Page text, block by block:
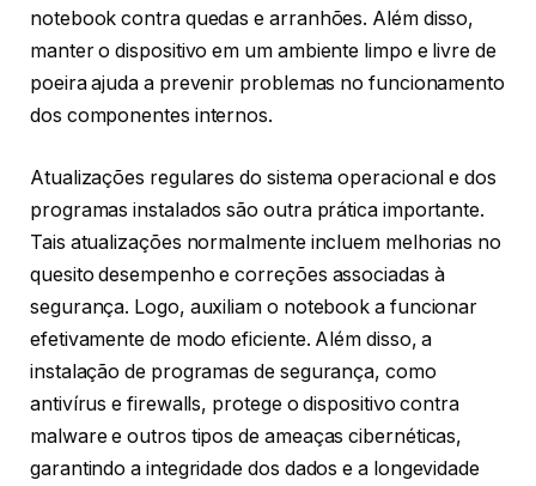
notebook contra quedas e arranhões. Além disso,
manter o dispositivo em um ambiente limpo e livre de
poeira ajuda a prevenir problemas no funcionamento
dos componentes internos.
Atualizações regulares do sistema operacional e dos
programas instalados são outra prática importante.
Tais atualizações normalmente incluem melhorias no
quesito desempenho e correções associadas à
segurança. Logo, auxiliam o notebook a funcionar
efetivamente de modo eficiente. Além disso, a
instalação de programas de segurança, como
antivírus e firewalls, protege o dispositivo contra
malware e outros tipos de ameaças cibernéticas,
garantindo a integridade dos dados e a longevidade